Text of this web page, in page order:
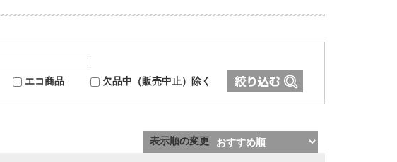
エコ商品 欠品中（販売中止）除く
表示順の変更